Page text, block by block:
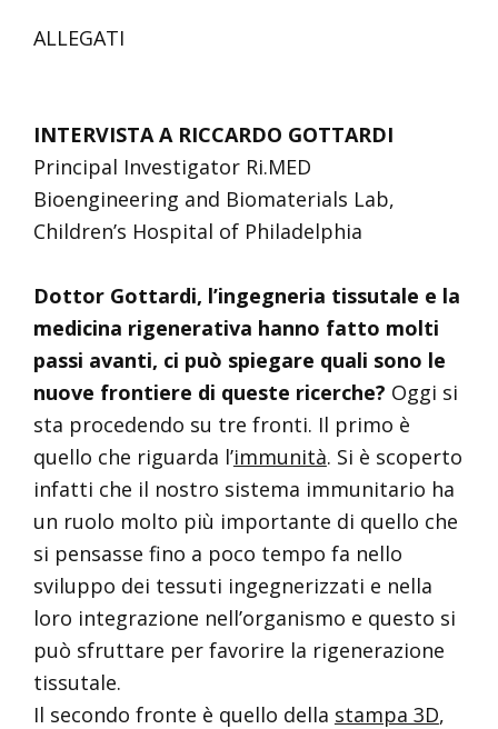
ALLEGATI
INTERVISTA A RICCARDO GOTTARDI
Principal Investigator Ri.MED
Bioengineering and Biomaterials Lab,
Children’s Hospital of Philadelphia
Dottor Gottardi, l’ingegneria tissutale e la
medicina rigenerativa hanno fatto molti
passi avanti, ci può spiegare quali sono le
nuove frontiere di queste ricerche? Oggi si
sta procedendo su tre fronti. Il primo è
quello che riguarda l’immunità. Si è scoperto
infatti che il nostro sistema immunitario ha
un ruolo molto più importante di quello che
si pensasse fino a poco tempo fa nello
sviluppo dei tessuti ingegnerizzati e nella
loro integrazione nell’organismo e questo si
può sfruttare per favorire la rigenerazione
tissutale.
Il secondo fronte è quello della stampa 3D,